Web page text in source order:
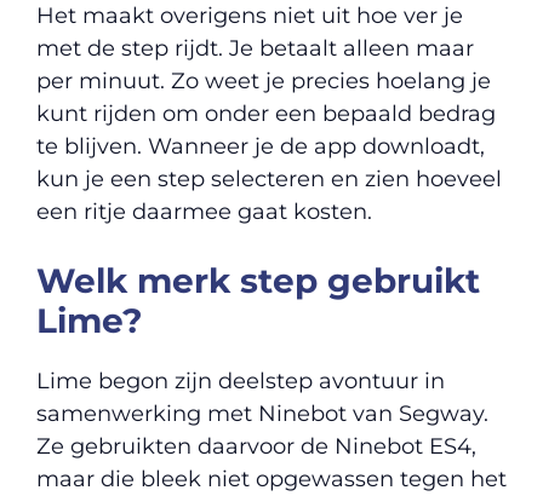
Het maakt overigens niet uit hoe ver je
met de step rijdt. Je betaalt alleen maar
per minuut. Zo weet je precies hoelang je
kunt rijden om onder een bepaald bedrag
te blijven. Wanneer je de app downloadt,
kun je een step selecteren en zien hoeveel
een ritje daarmee gaat kosten.
Welk merk step gebruikt
Lime?
Lime begon zijn deelstep avontuur in
samenwerking met Ninebot van Segway.
Ze gebruikten daarvoor de Ninebot ES4,
maar die bleek niet opgewassen tegen het